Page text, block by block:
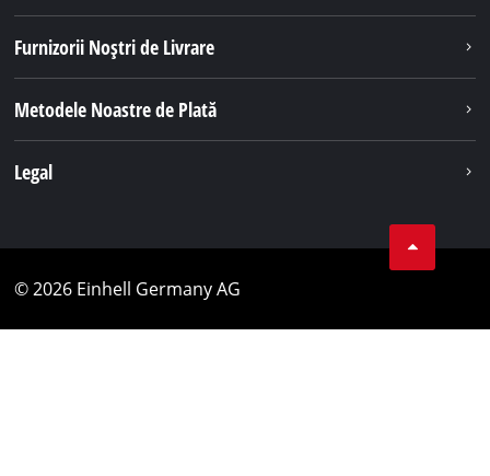
Furnizorii Noștri de Livrare
Metodele Noastre de Plată
Legal
© 2026 Einhell Germany AG